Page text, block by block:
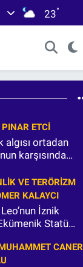
23°
PINAR ETCİ
algısı ortadan
karşısında
VE TERÖRIZM
KALAYCI
İznik
Statü
CANER